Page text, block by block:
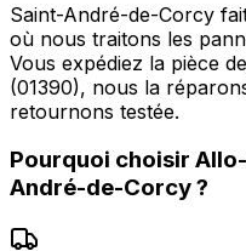
Saint-André-de-Corcy
où nous traitons les
Vous expédiez la pièce
(01390), nous la
retournons testée.
Pourquoi choisir
André-de-Corcy?